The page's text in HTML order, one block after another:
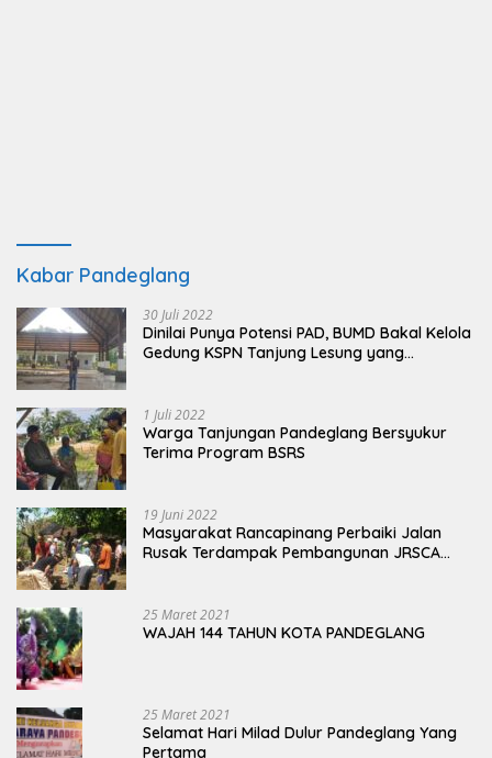
Kabar Pandeglang
30 Juli 2022
Dinilai Punya Potensi PAD, BUMD Bakal Kelola
Gedung KSPN Tanjung Lesung yang
1 Juli 2022
Warga Tanjungan Pandeglang Bersyukur
Terima Program BSRS
19 Juni 2022
Masyarakat Rancapinang Perbaiki Jalan
Rusak Terdampak Pembangunan JRSCA
25 Maret 2021
WAJAH 144 TAHUN KOTA PANDEGLANG
25 Maret 2021
Selamat Hari Milad Dulur Pandeglang Yang
Pertama